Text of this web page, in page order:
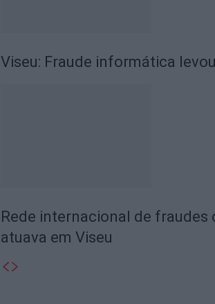
Viseu: Fraude informática
Rede internacional de fraudes
atuava em Viseu